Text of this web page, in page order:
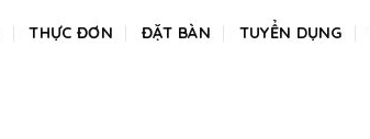
THỰC ĐƠN ĐẶT BÀN TUYỂN DỤNG